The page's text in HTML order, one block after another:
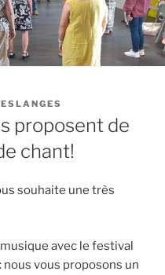
proposent de
chant!
souhaite une très
avec le festival
vous proposons un